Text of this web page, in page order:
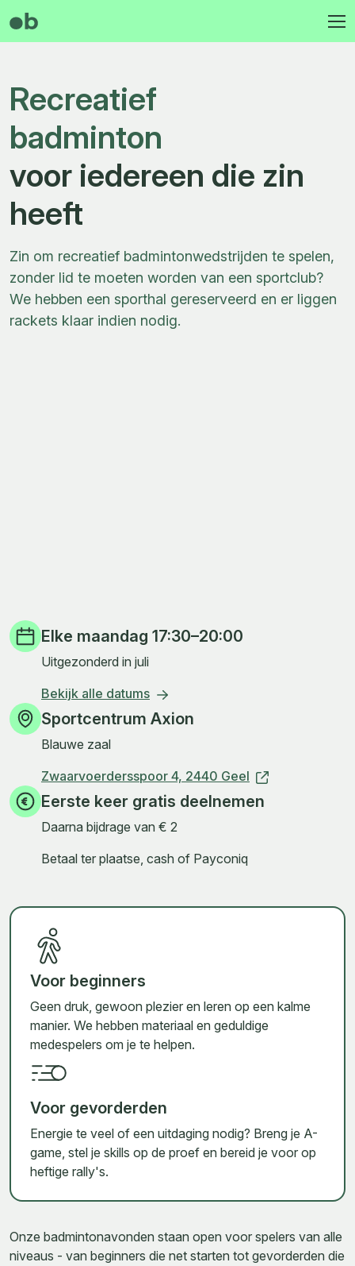
Recreatief
badminton
voor iedereen die zin
heeft
Zin om recreatief badmintonwedstrijden te spelen,
zonder lid te moeten worden van een sportclub?
We hebben een sporthal gereserveerd en er liggen
rackets klaar indien nodig.
Informatie
Elke maandag 17:30–20:00
Uitgezonderd in juli
Bekijk alle datums
Sportcentrum Axion
Blauwe zaal
Zwaarvoerdersspoor 4, 2440 Geel
Eerste keer gratis deelnemen
Daarna bijdrage van € 2
Betaal ter plaatse, cash of Payconiq
Voor beginners
Geen druk, gewoon plezier en leren op een kalme
manier. We hebben materiaal en geduldige
medespelers om je te helpen.
Voor gevorderden
Energie te veel of een uitdaging nodig? Breng je A-
game, stel je skills op de proef en bereid je voor op
heftige rally's.
Onze badmintonavonden staan open voor spelers van alle
niveaus - van beginners die net starten tot gevorderden die